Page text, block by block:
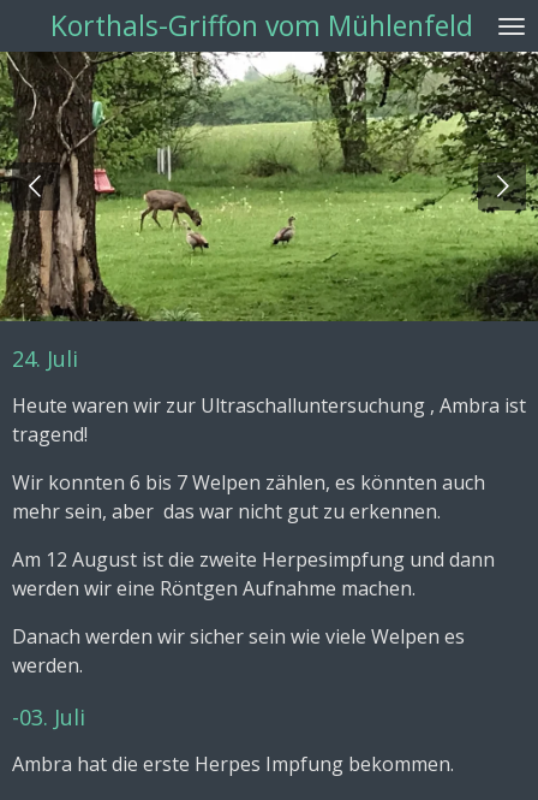
Hauptinhalt
springen
Korthals-Griffon vom Mühlenfeld
A Wurf 1975
24. Juli
Heute waren wir zur Ultraschalluntersuchung , Ambra ist
tragend!
Wir konnten 6 bis 7 Welpen zählen, es könnten auch
mehr sein, aber das war nicht gut zu erkennen.
Am 12 August ist die zweite Herpesimpfung und dann
werden wir eine Röntgen Aufnahme machen.
Danach werden wir sicher sein wie viele Welpen es
werden.
-03. Juli
Ambra hat die erste Herpes Impfung bekommen.